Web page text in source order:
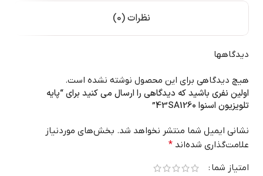
نظرات (0)
دیدگاهها
هیچ دیدگاهی برای این محصول نوشته نشده است.
اولین نفری باشید که دیدگاهی را ارسال می کنید برای “پایه
تلویزیون اسنوا 43SA1260”
نشانی ایمیل شما منتشر نخواهد شد. بخش‌های موردنیاز
علامت‌گذاری شده‌اند *
امتیاز شما